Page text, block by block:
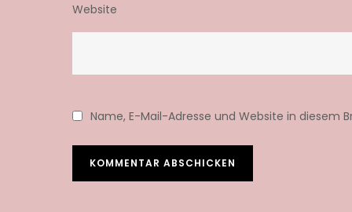
Website
Name, E-Mail-Adresse und Website in diesem